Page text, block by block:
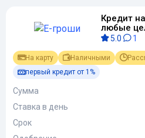
Кредит
любые
5.0 1
На карту Наличными
первый кредит от 1%
Сумма
Ставка в день
Срок